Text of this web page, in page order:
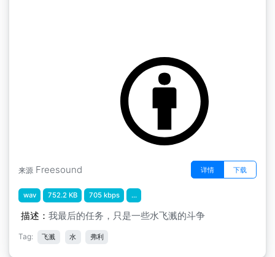
来源 Freesound 详情 下载
wav 752.2 KB 705 kbps ...
描述： 我最后的任务，只是一些水飞溅的斗争
Tag: 飞溅 水 弗利